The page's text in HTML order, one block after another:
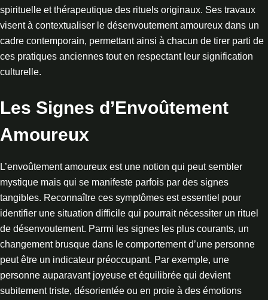
spirituelle et thérapeutique des rituels originaux. Ses travaux
visent à contextualiser le désenvoutement amoureux dans un
cadre contemporain, permettant ainsi à chacun de tirer parti de
ces pratiques anciennes tout en respectant leur signification
culturelle.
Les Signes d’Envoûtement
Amoureux
L’envoûtement amoureux est une notion qui peut sembler
mystique mais qui se manifeste parfois par des signes
tangibles. Reconnaître ces symptômes est essentiel pour
identifier une situation difficile qui pourrait nécessiter un rituel
de désenvoutement. Parmi les signes les plus courants, un
changement brusque dans le comportement d’une personne
peut être un indicateur préoccupant. Par exemple, une
personne auparavant joyeuse et équilibrée qui devient
subitement triste, désorientée ou en proie à des émotions